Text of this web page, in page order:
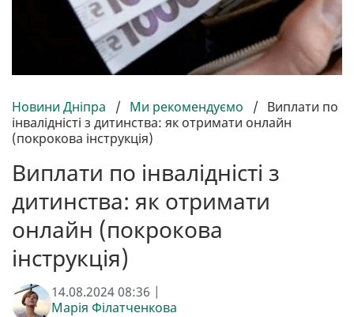
Новини Дніпра / Ми рекомендуємо / Виплати по
інвалідністі з дитинства: як отримати онлайн
(покрокова інструкція)
Виплати по інвалідністі з
дитинства: як отримати
онлайн (покрокова
інструкція)
14.08.2024 08:36 |
Марія Філатченкова